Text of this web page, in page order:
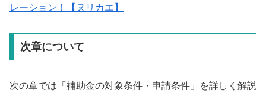
レーション！【ヌリカエ】
次章について
次の章では「補助金の対象条件・申請条件」を詳しく解説